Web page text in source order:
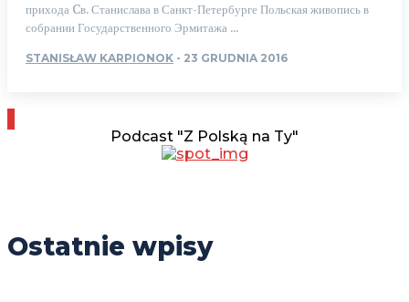
прихода Cв. Станислава в Санкт-Петербурге Польская живопись в
собрании Государственного Эрмитажа ...
STANISŁAW KARPIONOK - 23 GRUDNIA 2016
Podcast "Z Polską na Ty"
Ostatnie wpisy